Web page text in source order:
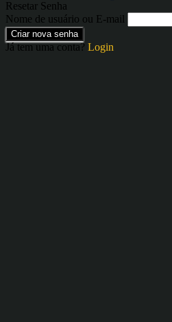
Resetar Senha
Nome de usuário ou E-mail
Criar nova senha
Já tem uma conta? Login